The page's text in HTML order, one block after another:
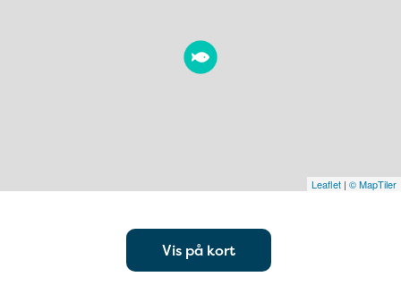
Leaflet | © MapTiler
Vis på kort